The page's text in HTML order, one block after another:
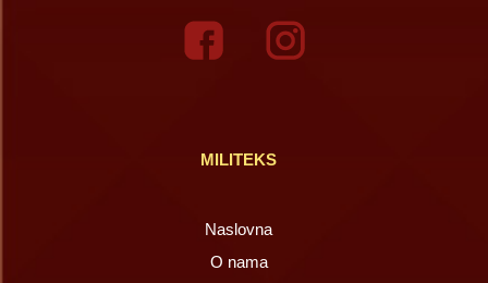
MILITEKS
Naslovna
O nama